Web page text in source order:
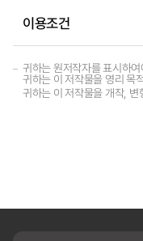
이용조건
귀하는 원저작자를 표시하
귀하는 이 저작물을 영리 목
귀하는 이 저작물을 개작,